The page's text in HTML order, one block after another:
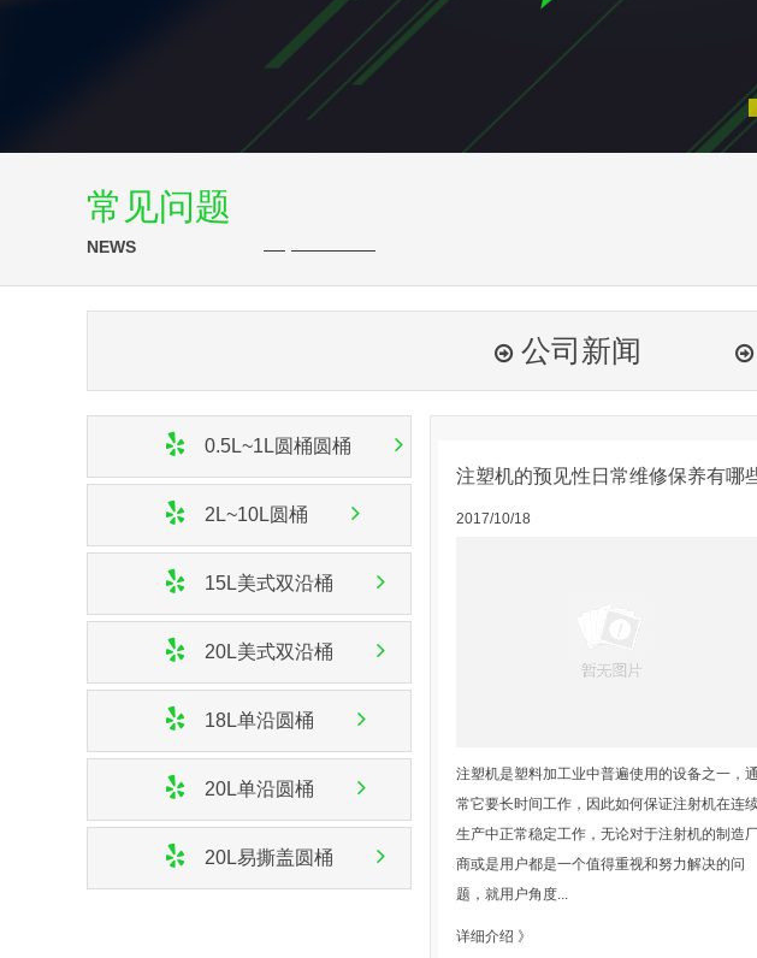
常见问题
NEWS
公司新闻
0.5L~1L圆桶圆桶
2L~10L圆桶
15L美式双沿桶
20L美式双沿桶
18L单沿圆桶
20L单沿圆桶
20L易撕盖圆桶
注塑机的预见性日常维修保养有哪
2017/10/18
注塑机是塑料加工业中普遍使用的设备之一，通
常它要长时间工作，因此如何保证注射机在连
生产中正常稳定工作，无论对于注射机的制造
商或是用户都是一个值得重视和努力解决的问
题，就用户角度...
详细介绍 》